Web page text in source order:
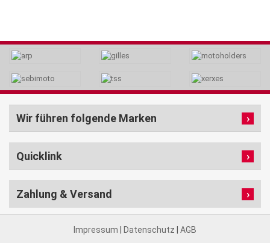
Wir führen folgende Marken
Quicklink
Zahlung & Versand
Impressum Datenschutz AGB